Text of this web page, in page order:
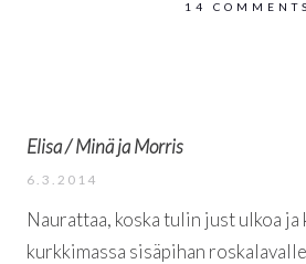
14 COMMENTS
Elisa / Minä ja Morris
6.3.2014
Naurattaa, koska tulin just ulkoa ja
kurkkimassa sisäpihan